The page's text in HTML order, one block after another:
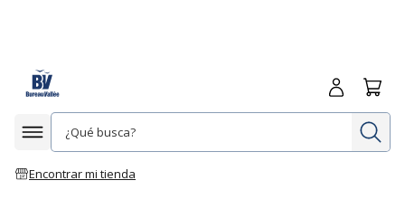
Afficher la navigation
Encontrar mi tienda
Iniciar